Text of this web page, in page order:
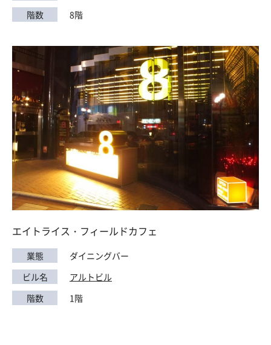
階数
8階
エイトライス・フィールドカフェ
業態
ダイニングバー
ビル名
アルトビル
階数
1階